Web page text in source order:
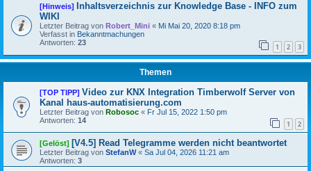
[Hinweis]
Inhaltsverzeichnis zur Knowledge Base - INFO zum
WIKI
Letzter Beitrag von Robert_Mini « Mi Mai 20, 2020 8:18 pm
Verfasst in Bekanntmachungen
Antworten: 23 1 2 3
Themen
[TOP TIPP] Video zur KNX Integration Timberwolf Server von
Kanal haus-automatisierung.com
Letzter Beitrag von Robosoc « Fr Jul 15, 2022 1:50 pm
Antworten: 14 1 2
[Gelöst] [V4.5] Read Telegramme werden nicht beantwortet
Letzter Beitrag von StefanW« Sa Jul 04, 2026 11:21 am
Antworten: 3